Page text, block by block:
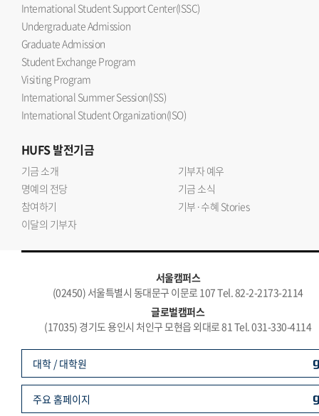
International Student Support Center(ISSC)
Undergraduate Admission
Graduate Admission
Student Exchange Program
Visiting Program
International Summer Session(ISS)
International Student Organization(ISO)
HUFS발전기금
기금 소개
기부자 예우
명예의 전당
기금 소식
참여하기
기부·수혜 Stories
이달의 기부자
서울캠퍼스
(02450) 서울특별시 동대문구 이문로 107 Tel. 82-2-2173-2114
글로벌캠퍼스
(17035) 경기도 용인시 처인구 모현읍 외대로 81 Tel. 031-330-4114
대학 / 대학원
주요 홈페이지